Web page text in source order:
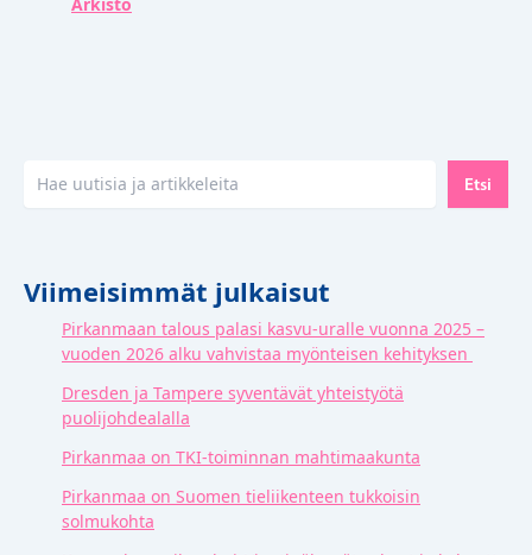
Etsi
Viimeisimmät julkaisut
Pirkanmaan talous palasi kasvu-uralle vuonna 2025 –
vuoden 2026 alku vahvistaa myönteisen kehityksen
Dresden ja Tampere syventävät yhteistyötä
puolijohdealalla
Pirkanmaa on TKI-toiminnan mahtimaakunta
Pirkanmaa on Suomen tieliikenteen tukkoisin
solmukohta